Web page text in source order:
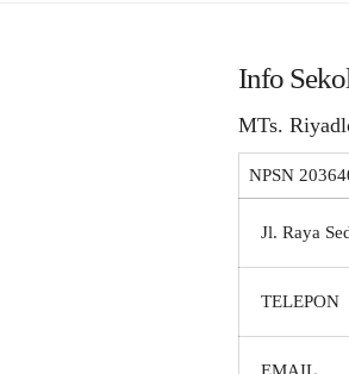
Info
MTs.
NPSN
Jl. Raya
TELEPON